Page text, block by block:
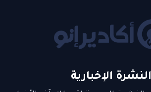
النشرة الإخبارية